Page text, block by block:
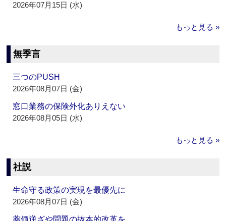
2026年07月15日 (水)
もっと見る »
無季言
三つのPUSH
2026年08月07日 (金)
窓口業務の保険外化ありえない
2026年08月05日 (水)
もっと見る »
社説
生命守る政策の実現を最優先に
2026年08月07日 (金)